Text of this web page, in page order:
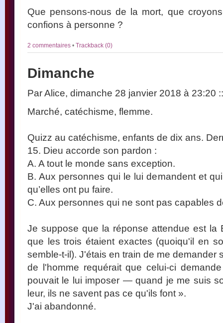
Que pensons-nous de la mort, que
confions à personne ?
2 commentaires • Trackback (0)
Dimanche
Par Alice, dimanche 28 janvier 2018 à 23:20 ::
Marché, catéchisme, flemme.
Quizz au catéchisme, enfants de dix ans.
15. Dieu accorde son pardon :
A. A tout le monde sans exception.
B. Aux personnes qui le lui demandent et
qu’elles ont pu faire.
C. Aux personnes qui ne sont pas capables
Je suppose que la réponse attendue est la
que les trois étaient exactes (quoiqu'il en
semble-t-il). J'étais en train de me demander
de l'homme requérait que celui-ci
pouvait le lui imposer — quand je me suis
leur, ils ne savent pas ce qu'ils font ».
J'ai abandonné.